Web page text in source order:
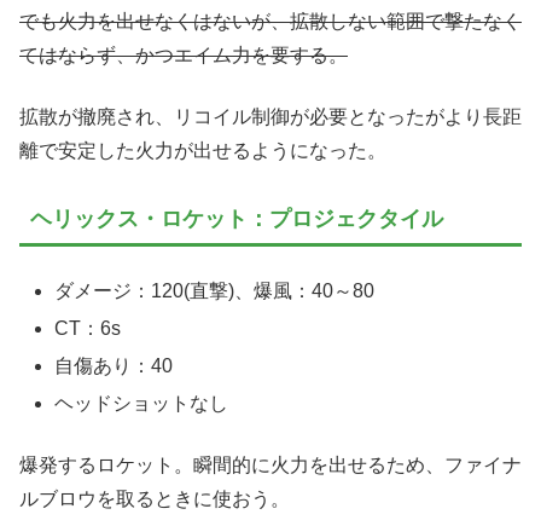
でも火力を出せなくはないが、拡散しない範囲で撃たなく
てはならず、かつエイム力を要する。
拡散が撤廃され、リコイル制御が必要となったがより長距
離で安定した火力が出せるようになった。
ヘリックス・ロケット：プロジェクタイル
ダメージ：120(直撃)、爆風：40～80
CT：6s
自傷あり：40
ヘッドショットなし
爆発するロケット。瞬間的に火力を出せるため、ファイナ
ルブロウを取るときに使おう。